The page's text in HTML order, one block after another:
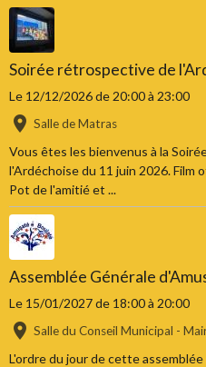
Soirée rétrospective de
Le 12/12/2026de 20:00à 23:00
Salle de Matras
Vous êtes les bienvenus à la
l'Ardéchoise du 11 juin 2026. Film
Pot de l'amitié et ...
Assemblée Générale
Le 15/01/2027de 18:00à 20:00
Salle du Conseil Municipal -
L'ordre du jour de cette